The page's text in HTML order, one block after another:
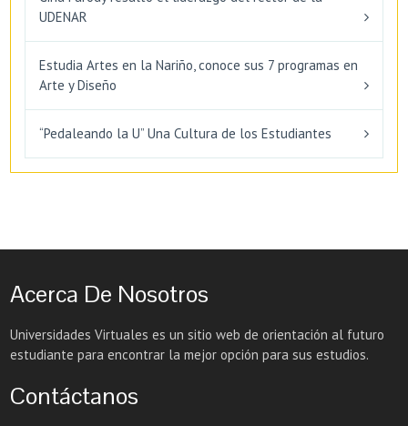
UDENAR
Estudia Artes en la Nariño, conoce sus 7 programas en
Arte y Diseño
“Pedaleando la U” Una Cultura de los Estudiantes
Acerca De Nosotros
Universidades Virtuales es un sitio web de orientación al futuro
estudiante para encontrar la mejor opción para sus estudios.
Contáctanos